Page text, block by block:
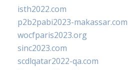
isth2022.com
p2b2pabi2023-makassar.com
wocfparis2023.org
sinc2023.com
scdlqatar2022-qa.com